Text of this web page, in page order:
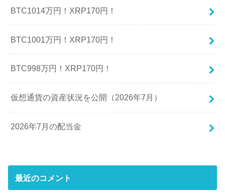
BTC1014万円！XRP170円！
BTC1001万円！XRP170円！
BTC998万円！XRP170円！
仮想通貨の資産状況を公開（2026年7月）
2026年7月の配当金
最近のコメント